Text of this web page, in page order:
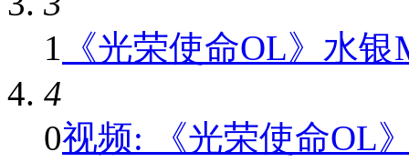
1
《光荣使命OL》水银
4
0视频: 《光荣使命OL